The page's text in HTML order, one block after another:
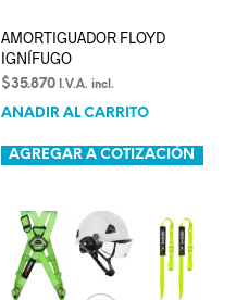
AMORTIGUADOR FLOYD
IGNÍFUGO
$35.870 I.V.A. incl.
AÑADIR AL CARRITO
AGREGAR A COTIZACIÓN